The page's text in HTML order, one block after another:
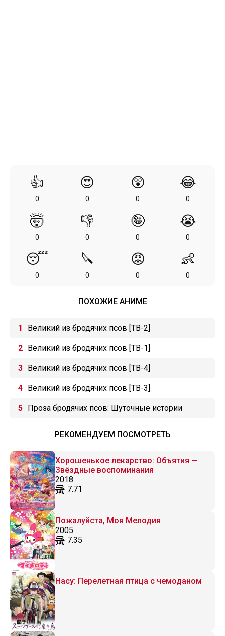
👍
0
😍
0
😲
0
😂
0
🤯
0
👎
0
🤪
0
😭
0
😴
0
🔪
0
😡
0
👶
0
ПОХОЖИЕ АНИМЕ
Великий из бродячих псов [ТВ-2]
Великий из бродячих псов [ТВ-1]
Великий из бродячих псов [ТВ-4]
Великий из бродячих псов [ТВ-3]
Проза бродячих псов: Шуточные истории
РЕКОМЕНДУЕМ ПОСМОТРЕТЬ
Хорошенькое лекарство: Объятия —
Звёздные воспоминания
2018
7.71
Пожалуйста, Моя Мелодия
2005
7.35
Насу: Перелетная птица с чемоданом